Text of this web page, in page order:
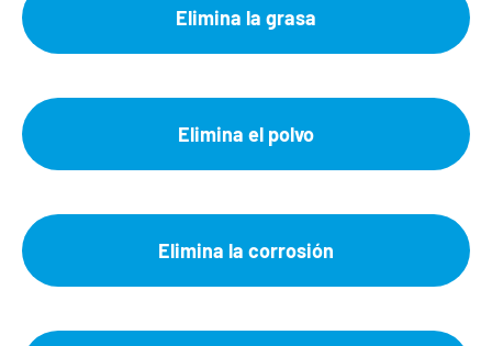
Elimina la grasa
Elimina el polvo
Elimina la corrosión